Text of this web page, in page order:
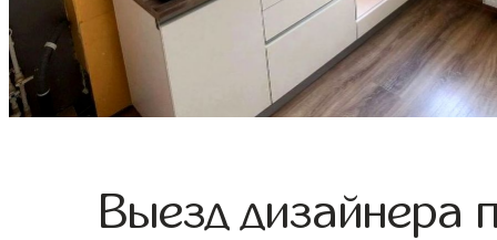
Выезд дизайнера